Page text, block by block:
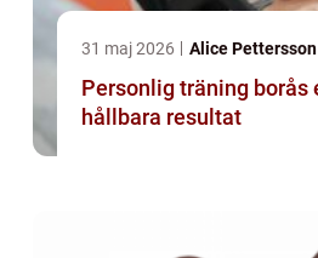
31 maj 2026 Alice Pettersson
Personlig träning borås en genväg till
hållbara resultat